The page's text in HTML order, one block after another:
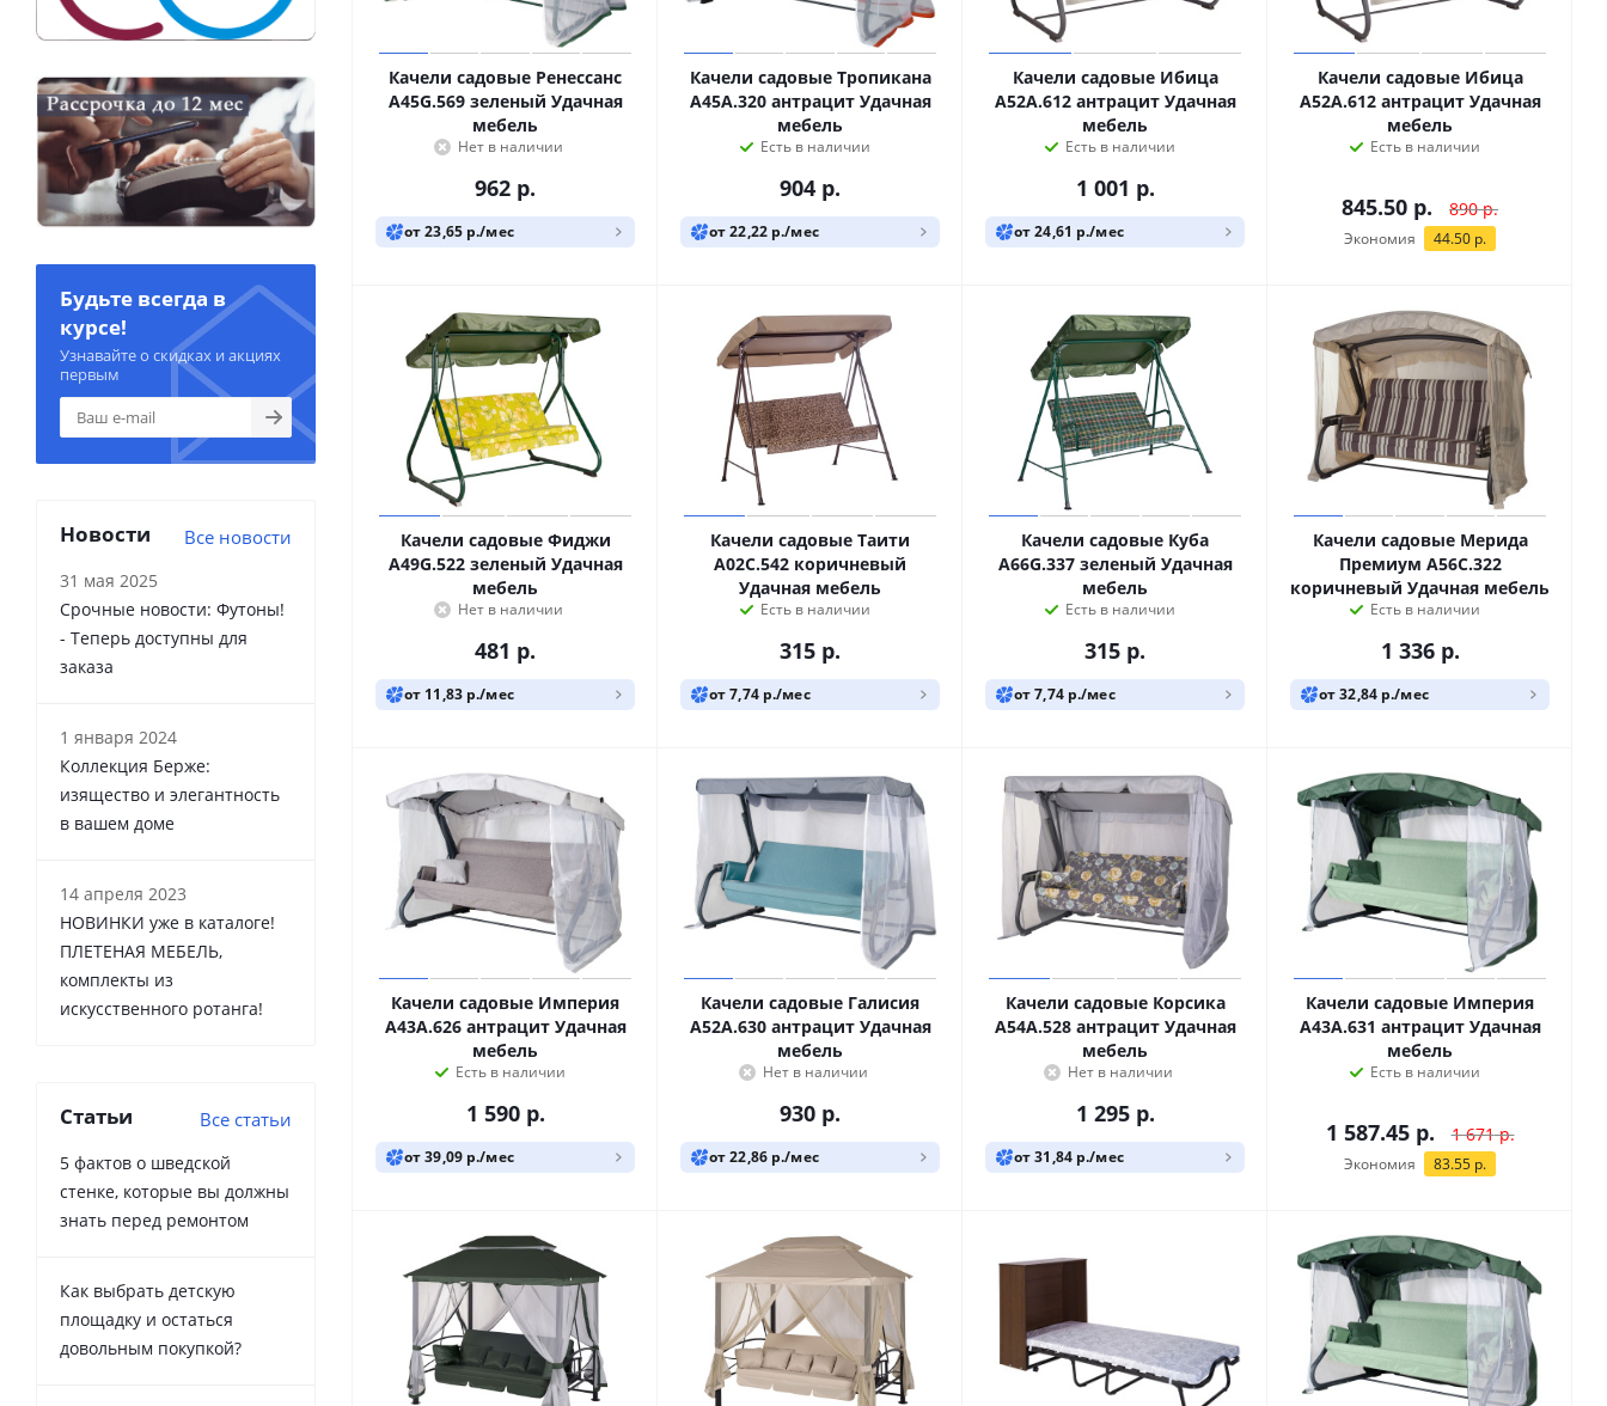
Качели садовые Ренессанс
A45G.569 зеленый Удачная
мебель
Нет в наличии
962 р.
от 23,65 р./мес
Качели садовые Тропикана
A45А.320 антрацит Удачная
мебель
Есть в наличии
904 р.
от 22,22 р./мес
Качели садовые Ибица
A52A.612 антрацит Удачная
мебель
Есть в наличии
1 001 р.
от 24,61 р./мес
Качели садовые Ибица
A52A.612 антрацит Удачная
мебель
Есть в наличии
845.50 р. 890р.
Экономия 44.50 р.
Качели садовые Фиджи
A49G.522 зеленый Удачная
мебель
Нет в наличии
481 р.
от 11,83 р./мес
Качели садовые Таити
A02C.542 коричневый
Удачная мебель
Есть в наличии
315 р.
от 7,74 р./мес
Качели садовые Куба
A66G.337 зеленый Удачная
мебель
Есть в наличии
315 р.
от 7,74 р./мес
Качели садовые Мерида
Премиум A56C.322
коричневый Удачная мебель
Есть в наличии
1 336р.
от 32,84 р./мес
Качели садовые Империя
A43А.626 антрацит Удачная
мебель
Есть в наличии
1 590р.
от 39,09 р./мес
Качели садовые Галисия
A52A.630 антрацит Удачная
мебель
Нет в наличии
930 р.
от 22,86 р./мес
Качели садовые Корсика
A54A.528 антрацит Удачная
мебель
Нет в наличии
1 295р.
от 31,84 р./мес
Качели садовые Империя
A43A.631 антрацит Удачная
мебель
Есть в наличии
1 587.45р. 1 671р.
Экономия 83.55 р.
Будьте всегда в
курсе!
Узнавайте о скидках и акциях
первым
Новости Все новости
31 мая 2025
Срочные новости: Футоны!
- Теперь доступны для
заказа
1 января 2024
Коллекция Берже:
изящество и элегантность
в вашем доме
14 апреля 2023
НОВИНКИ уже в каталоге!
ПЛЕТЕНАЯ МЕБЕЛЬ,
комплекты из
искусственного ротанга!
Статьи Все статьи
5 фактов о шведской
стенке, которые вы должны
знать перед ремонтом
Как выбрать детскую
площадку и остаться
довольным покупкой?